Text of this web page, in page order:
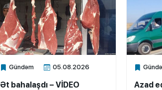
Gündəm 05.08.2026
Xalq.Online
Ət bahalaşdı – VİDEO
Azad